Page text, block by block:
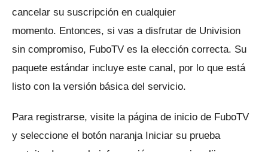
cancelar su suscripción en cualquier
momento. Entonces, si vas a disfrutar de Univision
sin compromiso, FuboTV es la elección correcta. Su
paquete estándar incluye este canal, por lo que está
listo con la versión básica del servicio.
Para registrarse, visite la página de inicio de FuboTV
y seleccione el botón naranja Iniciar su prueba